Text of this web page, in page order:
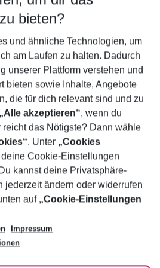
Sani für 2026
bieten?
und ähnliche Technologien, um
am Laufen zu halten. Dadurch
unserer Plattform verstehen und
bieten sowie Inhalte, Angebote
die für dich relevant sind und zu
„Alle akzeptieren“, wenn du
das Nötigste? Dann wähle
. Unter „Cookies
Cookie-Einstellungen
kannst deine Privatsphäre-
jederzeit ändern oder widerrufen
auf „Cookie-Einstellungen
Impressum